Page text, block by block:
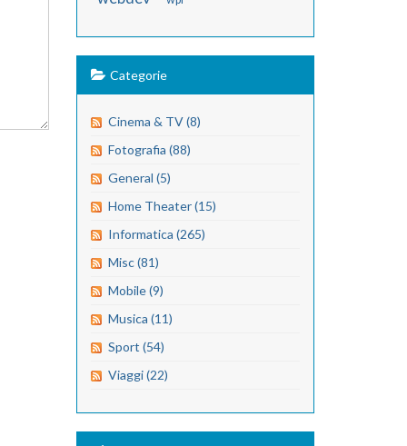
Categorie
Cinema & TV (8)
Fotografia (88)
General (5)
Home Theater (15)
Informatica (265)
Misc (81)
Mobile (9)
Musica (11)
Sport (54)
Viaggi (22)